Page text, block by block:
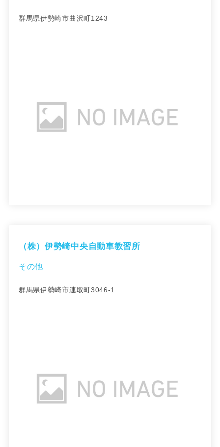
群馬県伊勢崎市曲沢町1243
（株）伊勢崎中央自動車教習所
その他
群馬県伊勢崎市連取町3046-1